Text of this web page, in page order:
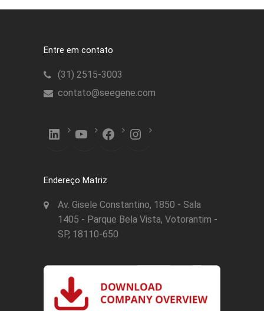
Entre em contato
(31) 2515-3003
contato@seegene.com
LinkedInYouTubeFacebookInstagram
Endereço Matriz
Av. Gisele Constantino, 1850 - Sala
1405 - Parque Bela Vista, Votorantim -
SP, 18110-650